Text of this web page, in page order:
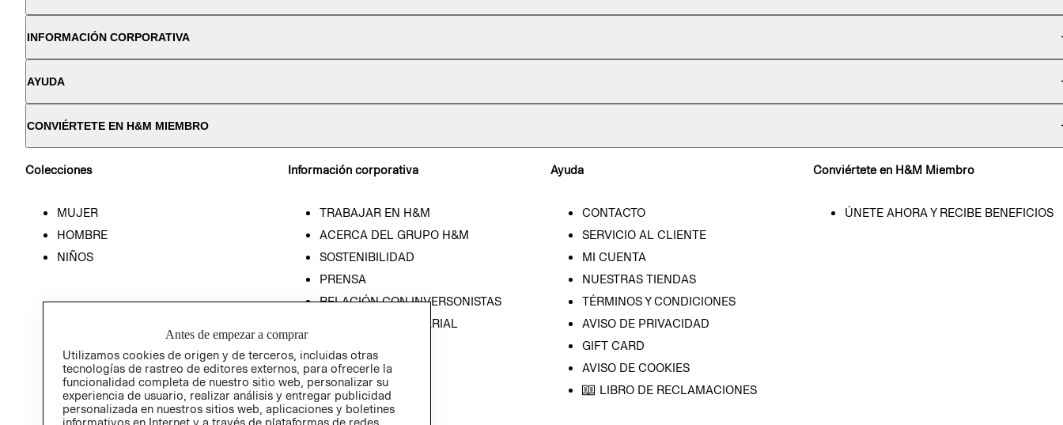
INFORMACIÓN CORPORATIVA
AYUDA
CONVIÉRTETE EN H&M MIEMBRO
Colecciones
MUJER
HOMBRE
NIÑOS
Información corporativa
TRABAJAR EN H&M
ACERCA DEL GRUPO H&M
SOSTENIBILIDAD
PRENSA
RELACIÓN CON INVERSONISTAS
POLÍTICA EMPRESARIAL
Ayuda
CONTACTO
SERVICIO AL CLIENTE
MI CUENTA
NUESTRAS TIENDAS
TÉRMINOS Y CONDICIONES
AVISO DE PRIVACIDAD
GIFT CARD
AVISO DE COOKIES
LIBRO DE RECLAMACIONES
Conviértete en H&M Miembro
ÚNETE AHORA Y RECIBE BENEFICIOS
Antes de empezar a comprar
Utilizamos cookies de origen y de terceros, incluidas otras
tecnologías de rastreo de editores externos, para ofrecerle la
funcionalidad completa de nuestro sitio web, personalizar su
experiencia de usuario, realizar análisis y entregar publicidad
personalizada en nuestros sitios web, aplicaciones y boletines
informativos en Internet y a través de plataformas de redes